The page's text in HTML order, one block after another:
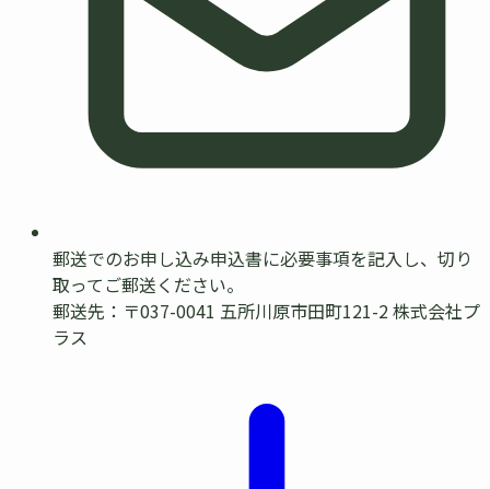
郵送でのお申し込み申込書に必要事項を記入し、切り
取ってご郵送ください。
郵送先：〒037-0041 五所川原市田町121-2 株式会社プ
ラス